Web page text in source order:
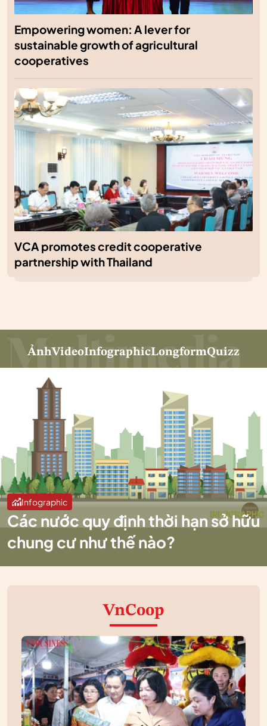
Empowering women: A lever for
sustainable growth of agricultural
cooperatives
VCA promotes credit cooperative
partnership with Thailand
ẢnhVideoInfographicLongformQuizz
Infographic
Các nước quy định thời hạn sở hữu
chung cư như thế nào?
VnCoop